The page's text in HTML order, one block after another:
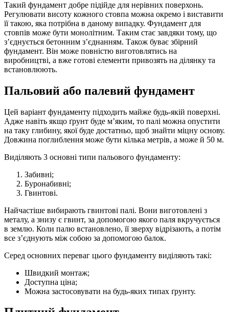
Такий фундамент добре підійде для нерівних поверхонь.
Регулювати висоту кожного стовпа можна окремо і виставити
її такою, яка потрібна в даному випадку. Фундамент для
стовпів може бути монолітним. Таким стає завдяки тому, що
з’єднується бетонним з’єднанням. Також буває збірний
фундамент. Він може повністю виготовлятись на
виробництві, а вже готові елементи привозять на ділянку та
встановлюють.
Пальовий або палевий фундамент
Цей варіант фундаменту підходить майже будь-якій поверхні.
Адже навіть якщо ґрунт буде м’яким, то палі можна опустити
на таку глибину, якої буде достатньо, щоб знайти міцну основу.
Довжина поглиблення може бути кілька метрів, а може й 50 м.
Виділяють 3 основні типи пальового фундаменту:
Забивні;
Буронабивні;
Гвинтові.
Найчастіше вибирають гвинтові палі. Вони виготовлені з
металу, а знизу є гвинт, за допомогою якого паля вкручується
в землю. Коли палю встановлено, її зверху відрізають, а потім
все з’єднують між собою за допомогою балок.
Серед основних переваг цього фундаменту виділяють такі:
Швидкий монтаж;
Доступна ціна;
Можна застосовувати на будь-яких типах ґрунту.